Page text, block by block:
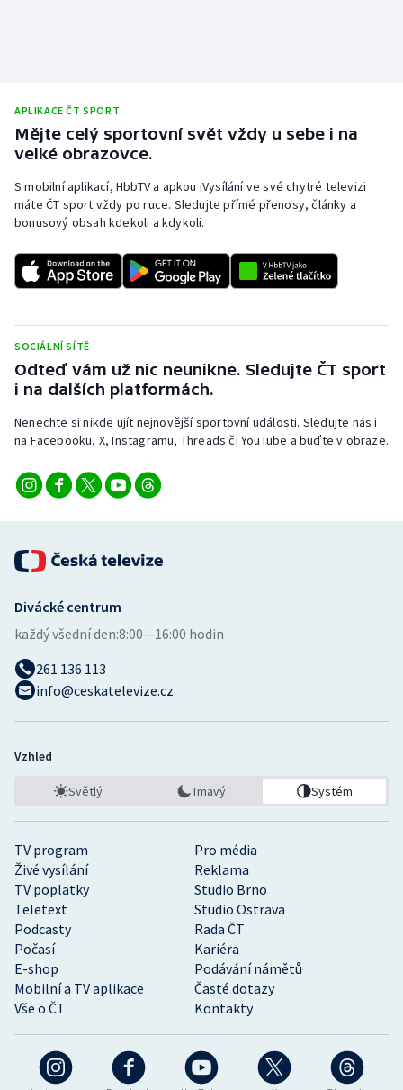
Ostatní
APLIKACE ČT SPORT
Mějte celý sportovní svět vždy u sebe i na
velké obrazovce.
S mobilní aplikací, HbbTV a apkou iVysílání ve své chytré televizi
máte ČT sport vždy po ruce. Sledujte přímé přenosy, články a
bonusový obsah kdekoli a kdykoli.
SOCIÁLNÍ SÍTĚ
Odteď vám už nic neunikne. Sledujte ČT sport
i na dalších platformách.
Nenechte si nikde ujít nejnovější sportovní události. Sledujte nás i
na Facebooku, X, Instagramu, Threads či YouTube a buďte v obraze.
TV program
Pro média
Živé vysílání
Reklama
TV poplatky
Studio Brno
Teletext
Studio Ostrava
Podcasty
Rada ČT
Počasí
Kariéra
E-shop
Podávání námětů
Mobilní a TV aplikace
Časté dotazy
Vše o ČT
Kontakty
Divácké centrum
každý všední den:8:00—16:00 hodin
261 136 113
info@ceskatelevize.cz
Vzhled
Světlý Tmavý Systém